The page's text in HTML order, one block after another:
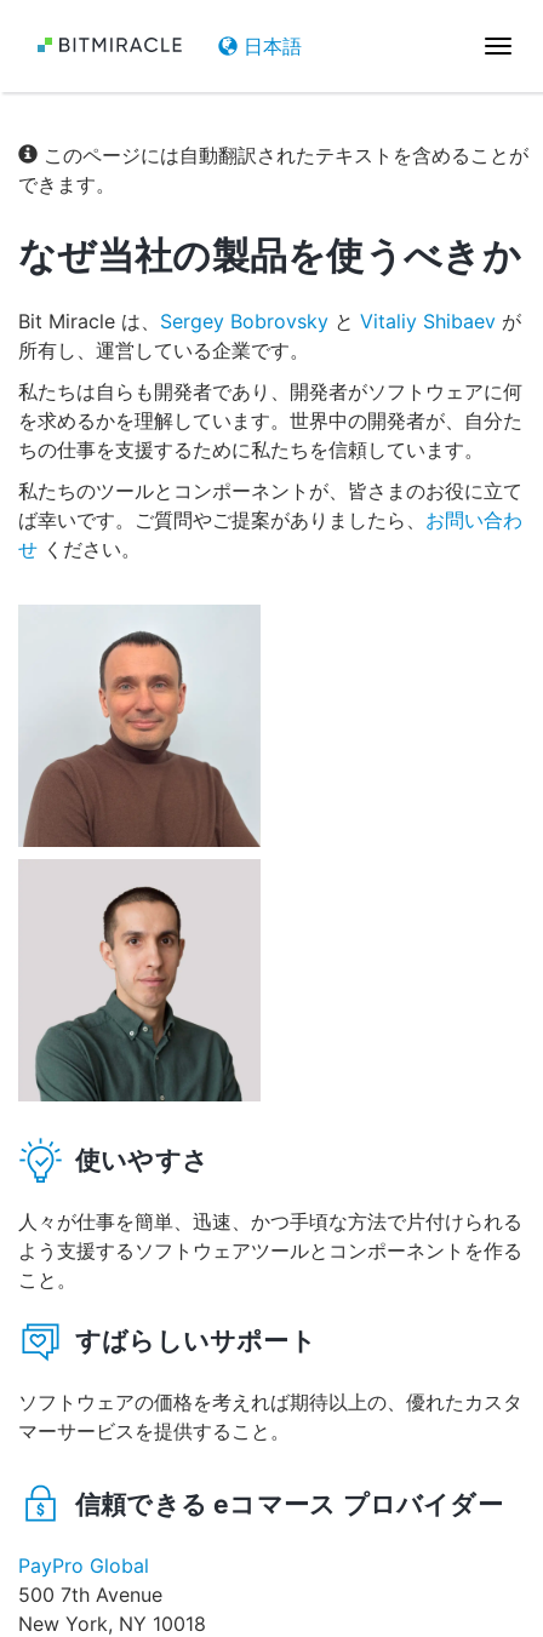
日本語
ナ
シ
を
切
り
このページには自動翻訳されたテキストを含めることが
できます。
なぜ当社の製品を使うべきか
Bit Miracle は、 Sergey Bobrovsky と Vitaliy Shibaev が
所有し、運営している企業です。
私たちは自らも開発者であり、開発者がソフトウェアに何
を求めるかを理解しています。世界中の開発者が、自分た
ちの仕事を支援するために私たちを信頼しています。
私たちのツールとコンポーネントが、皆さまのお役に立て
ば幸いです。ご質問やご提案がありましたら、 お問い合わ
せ ください。
使いやすさ
人々が仕事を簡単、迅速、かつ手頃な方法で片付けられる
よう支援するソフトウェアツールとコンポーネントを作る
こと。
すばらしいサポート
ソフトウェアの価格を考えれば期待以上の、優れたカスタ
マーサービスを提供すること。
信頼できる eコマース プロバイダー
PayPro Global
500 7th Avenue
New York, NY 10018